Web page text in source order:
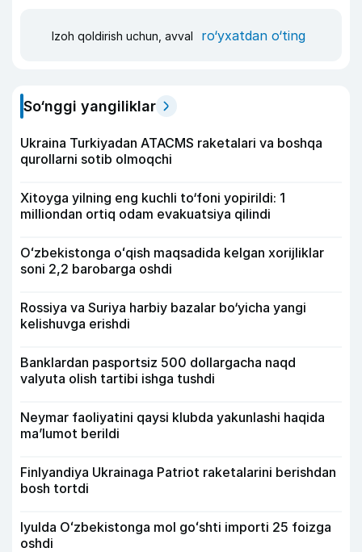
Izoh qoldirish uchun, avval ro‘yxatdan o‘ting
So‘nggi yangiliklar
Ukraina Turkiyadan ATACMS raketalari va boshqa
qurollarni sotib olmoqchi
Xitoyga yilning eng kuchli to‘foni yopirildi: 1
milliondan ortiq odam evakuatsiya qilindi
Oʻzbekistonga oʻqish maqsadida kelgan xorijliklar
soni 2,2 barobarga oshdi
Rossiya va Suriya harbiy bazalar bo‘yicha yangi
kelishuvga erishdi
Banklardan pasportsiz 500 dollargacha naqd
valyuta olish tartibi ishga tushdi
Neymar faoliyatini qaysi klubda yakunlashi haqida
ma’lumot berildi
Finlyandiya Ukrainaga Patriot raketalarini berishdan
bosh tortdi
Iyulda Oʻzbekistonga mol goʻshti importi 25 foizga
oshdi